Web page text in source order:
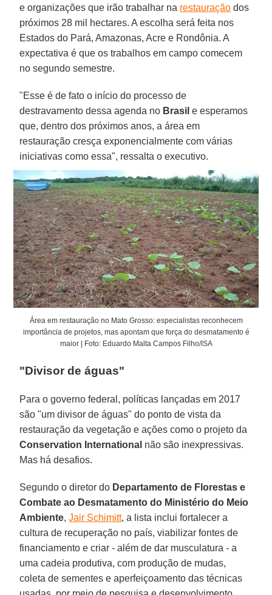
e organizações que irão trabalhar na restauração dos
próximos 28 mil hectares. A escolha será feita nos
Estados do Pará, Amazonas, Acre e Rondônia. A
expectativa é que os trabalhos em campo comecem
no segundo semestre.
"Esse é de fato o início do processo de
destravamento dessa agenda no Brasil e esperamos
que, dentro dos próximos anos, a área em
restauração cresça exponencialmente com várias
iniciativas como essa", ressalta o executivo.
Área em restauração no Mato Grosso: especialistas reconhecem
importância de projetos, mas apontam que força do desmatamento é
maior | Foto: Eduardo Malta Campos Filho/ISA
"Divisor de águas"
Para o governo federal, políticas lançadas em 2017
são "um divisor de águas" do ponto de vista da
restauração da vegetação e ações como o projeto da
Conservation International não são inexpressivas.
Mas há desafios.
Segundo o diretor do Departamento de Florestas e
Combate ao Desmatamento do Ministério do Meio
Ambiente,Jair Schimitt, a lista inclui fortalecer a
cultura de recuperação no país, viabilizar fontes de
financiamento e criar - além de dar musculatura - a
uma cadeia produtiva, com produção de mudas,
coleta de sementes e aperfeiçoamento das técnicas